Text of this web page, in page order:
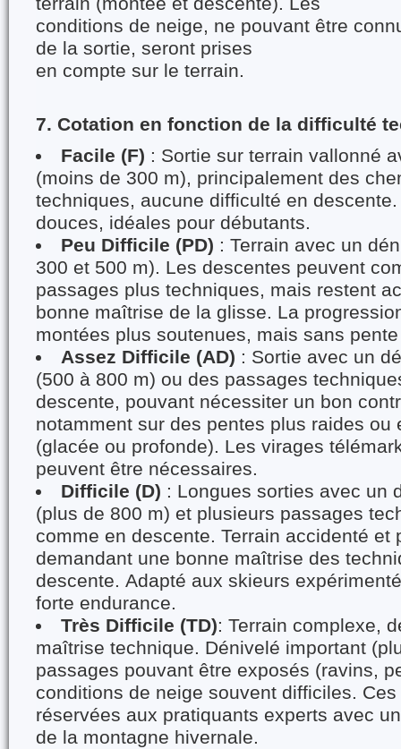
conditions de neige, ne pouvant être
de la sortie, seront prises
en compte sur le terrain.
7. Cotation en fonction de la difficulté
Facile (F) : Sortie sur terrain vallonné
(moins de 300 m), principalement des
techniques, aucune difficulté en
douces, idéales pour débutants.
Peu Difficile (PD) : Terrain avec un
300 et 500 m). Les descentes peuvent
passages plus techniques, mais restent
bonne maîtrise de la glisse. La
montées plus soutenues, mais sans
Assez Difficile (AD) : Sortie avec un
(500 à 800 m) ou des passages
descente, pouvant nécessiter un bon
notamment sur des pentes plus raides ou
(glacée ou profonde). Les virages
peuvent être nécessaires.
Difficile (D) : Longues sorties avec un
(plus de 800 m) et plusieurs passages
comme en descente. Terrain accidenté et
demandant une bonne maîtrise des
descente. Adapté aux skieurs
forte endurance.
Très Difficile (TD): Terrain complexe,
maîtrise technique. Dénivelé important
passages pouvant être exposés (ravins,
conditions de neige souvent difficiles.
réservées aux pratiquants experts avec
de la montagne hivernale.